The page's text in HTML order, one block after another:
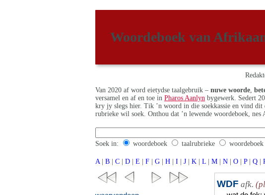
Woordeboek van
Van 2020 af word eietydse taalgebruik – nuwe woorde
versamel en af en toe in Pharos Aanlyn bygewerk. Sedert
kry jy slegs hier. Tik ’n woord in die soekkassie en vind
rubrieke wil soek. Onthou dat ’n lewende woordeboek,
Soek in: woordeboek taalrubrieke
A | B | C | D | E | F | G | H | I | J | K | L | M | N | O | P | Q |
WDF afk.